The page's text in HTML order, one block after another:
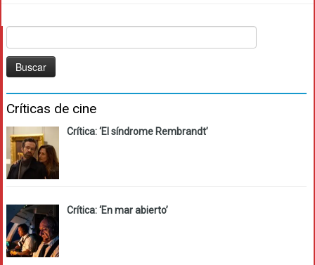
Críticas de cine
Crítica: ‘El síndrome Rembrandt’
Crítica: ‘En mar abierto’